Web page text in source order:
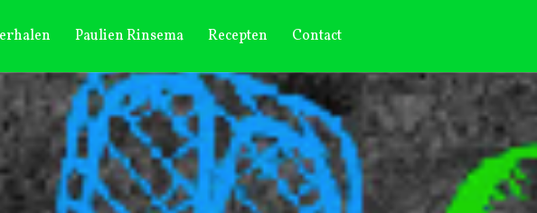
Paulien Rinsema Recepten Contact